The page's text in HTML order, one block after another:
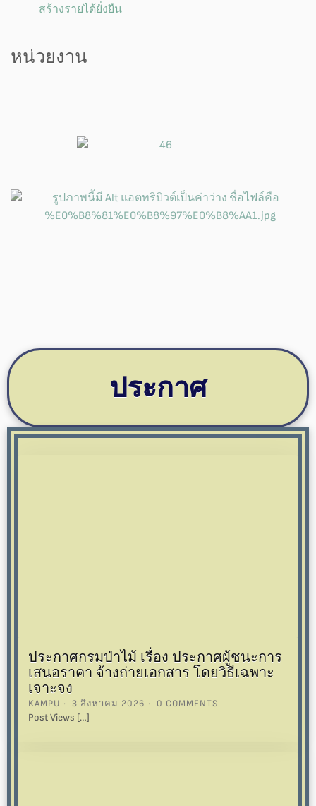
สร้างรายได้ยั่งยืน
หน่วยงาน
ประกาศ
ประกาศกรมป่าไม้ เรื่อง ประกาศผู้ชนะการ
เสนอราคา จ้างถ่ายเอกสาร โดยวิธีเฉพาะ
เจาะจง
KAMPU 3 สิงหาคม 2026 0 COMMENTS
Post Views […]